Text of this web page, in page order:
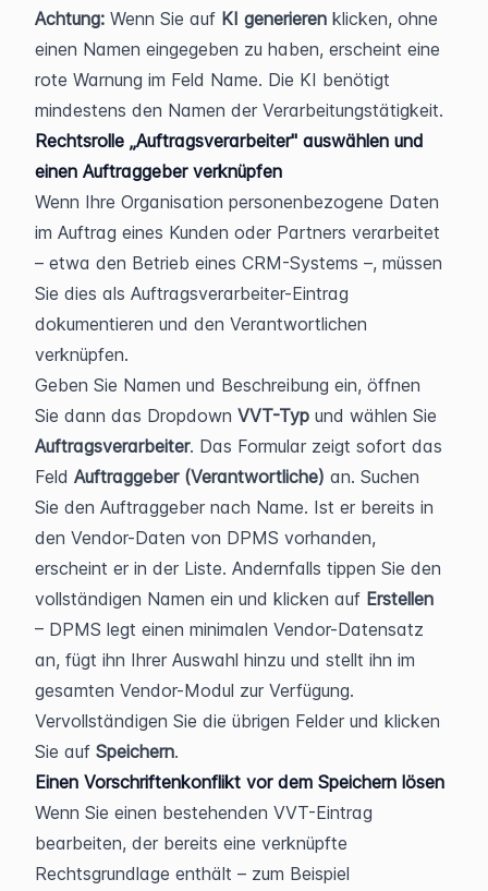
Achtung: Wenn Sie auf KI generieren klicken, ohne
einen Namen eingegeben zu haben, erscheint eine
rote Warnung im Feld Name. Die KI benötigt
mindestens den Namen der Verarbeitungstätigkeit.
Rechtsrolle „Auftragsverarbeiter" auswählen und
einen Auftraggeber verknüpfen
Wenn Ihre Organisation personenbezogene Daten
im Auftrag eines Kunden oder Partners verarbeitet
– etwa den Betrieb eines CRM-Systems –, müssen
Sie dies als Auftragsverarbeiter-Eintrag
dokumentieren und den Verantwortlichen
verknüpfen.
Geben Sie Namen und Beschreibung ein, öffnen
Sie dann das Dropdown VVT-Typ
Auftragsverarbeiter. Das Formular zeigt sofort das
Feld Auftraggeber (Verantwortliche) an. Suchen
Sie den Auftraggeber nach Name. Ist er bereits in
den Vendor-Daten von DPMS vorhanden,
erscheint er in der Liste. Andernfalls tippen Sie den
vollständigen Namen ein und klicken auf Erstellen
– DPMS legt einen minimalen Vendor-Datensatz
an, fügt ihn Ihrer Auswahl hinzu und stellt ihn im
gesamten Vendor-Modul zur Verfügung.
Vervollständigen Sie die übrigen Felder und klicken
Sie auf Speichern.
Einen Vorschriftenkonflikt vor dem Speichern lösen
Wenn Sie einen bestehenden VVT-Eintrag
bearbeiten, der bereits eine verknüpfte
Rechtsgrundlage enthält – zum Beispiel